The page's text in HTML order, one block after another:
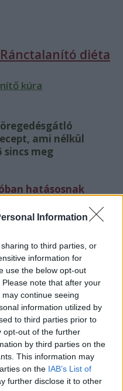
Information
to third parties, or
information for
use the below opt-out
note that after your
continue seeing
information utilized by
to third parties prior to
opt-out of the further
by third parties on the
This information may
on the IAB’s List of
further disclose it to other
Ránctalanító diéta
kúra
ami nélkül
meg
hatásosnak
szó szerinti
a
két napig eláll a
turmix